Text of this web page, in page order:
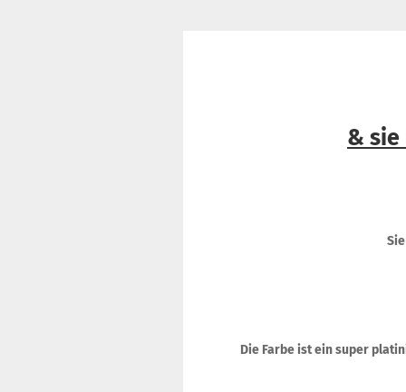
& sie
Die Farbe ist ein super